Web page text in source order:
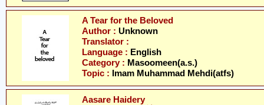
A Tear for the Beloved
Author : Unknown
Translator :
Language : English
Category : Masoomeen(a.s.)
Topic : Imam Muhammad Mehdi(atfs)
Aasare Haidery